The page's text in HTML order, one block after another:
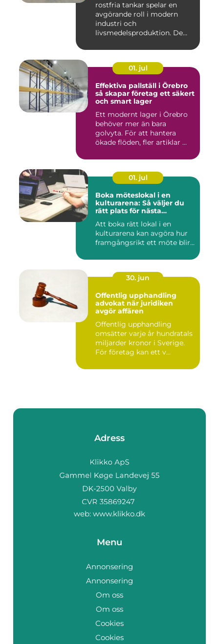
rostfria tankar spelar en
avgörande roll i modern
industri och
livsmedelsproduktion. De
01. jul
Effektiva pallställ i Örebro
så skapar företag ett säkert
och smart lager
Ett modernt lager i Örebro
behöver mer än bara
golvyta. För att hantera
ökade flöden, fler artiklar ...
01. jul
Boka möteslokal i en
kulturarena: Så väljer du
rätt plats för nästa
Att boka rätt lokal i en
kulturarena kan avgöra hur
framgångsrikt ett möte blir...
30. jun
Offentlig upphandling
advokat när juridiken
avgör affären
Offentlig upphandling
omsätter varje år hundratals
miljarder kronor i Sverige.
För företag kan ett v...
Adress
web: www.klikko.dk
Menu
Annonsering
Annonsering
Om oss
Om oss
Cookies
Cookies